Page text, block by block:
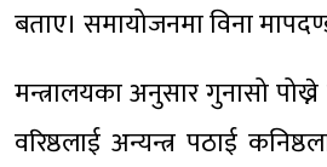
बताए। समायोजनमा विना
मन्त्रालयका अनुसार गुनासो
वरिष्ठलाई अन्यन्त्र पठाई